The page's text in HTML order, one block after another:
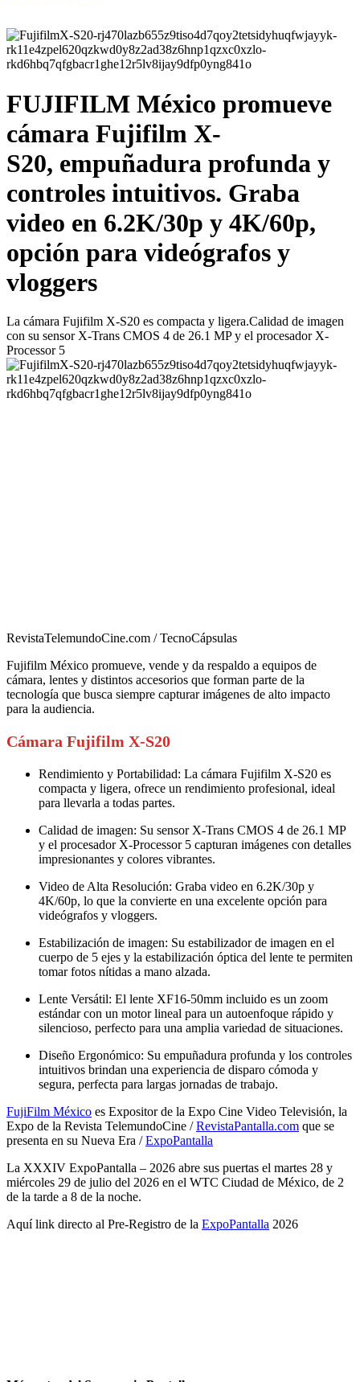
FUJIFILM México promueve
cámara Fujifilm X-
S20, empuñadura profunda y
controles intuitivos. Graba
video en 6.2K/30p y 4K/60p,
opción para videógrafos y
vloggers
La cámara Fujifilm X-S20 es compacta y ligera.Calidad de imagen
con su sensor X-Trans CMOS 4 de 26.1 MP y el procesador X-
Processor 5
RevistaTelemundoCine.com / TecnoCápsulas
Fujifilm México promueve, vende y da respaldo a equipos de
cámara, lentes y distintos accesorios que forman parte de la
tecnología que busca siempre capturar imágenes de alto impacto
para la audiencia.
Cámara Fujifilm X-S20
Rendimiento y Portabilidad: La cámara Fujifilm X-S20 es
compacta y ligera, ofrece un rendimiento profesional, ideal
para llevarla a todas partes.
Calidad de imagen: Su sensor X-Trans CMOS 4 de 26.1 MP
y el procesador X-Processor 5 capturan imágenes con detalles
impresionantes y colores vibrantes.
Video de Alta Resolución: Graba video en 6.2K/30p y
4K/60p, lo que la convierte en una excelente opción para
videógrafos y vloggers.
Estabilización de imagen: Su estabilizador de imagen en el
cuerpo de 5 ejes y la estabilización óptica del lente te permiten
tomar fotos nítidas a mano alzada.
Lente Versátil: El lente XF16-50mm incluido es un zoom
estándar con un motor lineal para un autoenfoque rápido y
silencioso, perfecto para una amplia variedad de situaciones.
Diseño Ergonómico: Su empuñadura profunda y los controles
intuitivos brindan una experiencia de disparo cómoda y
segura, perfecta para largas jornadas de trabajo.
FujiFilm México es Expositor de la Expo Cine Video Televisión, la
Expo de la Revista TelemundoCine /RevistaPantalla.com que se
presenta en su Nueva Era /ExpoPantalla
La XXXIV ExpoPantalla – 2026 abre sus puertas el martes 28 y
miércoles 29 de julio del 2026 en el WTC Ciudad de México, de 2
de la tarde a 8 de la noche.
Aquí link directo al Pre-Registro de la ExpoPantalla 2026